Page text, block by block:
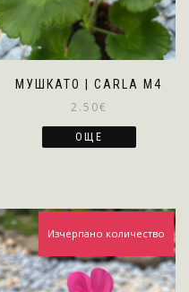
МУШКАТО | CARLA M4
2.50€
ОЩЕ
Изчерпано количество